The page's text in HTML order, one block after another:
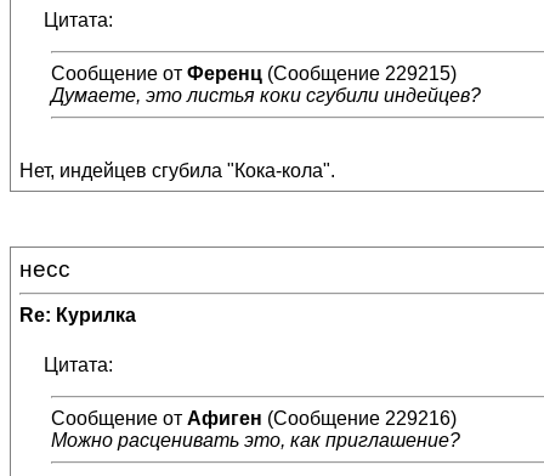
Цитата:
Сообщение от Ференц (Сообщение 229215)
Думаете, это листья коки сгубили индейцев?
Нет, индейцев сгубила "Кока-кола".
несс
Re: Курилка
Цитата:
Сообщение от Афиген (Сообщение 229216)
Можно расценивать это, как приглашение?